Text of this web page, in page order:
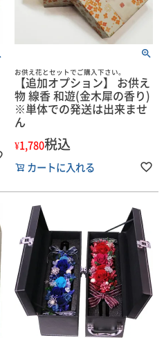
お供え花とセットでご購入下さい。
【追加オプション】 お供え
物 線香 和遊(金木犀の香り)
※単体での発送は出来ませ
ん
¥1,780税込
カートに入れる